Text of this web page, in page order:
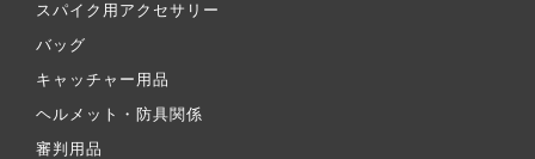
スパイク用アクセサリー
バッグ
キャッチャー用品
ヘルメット・防具関係
審判用品